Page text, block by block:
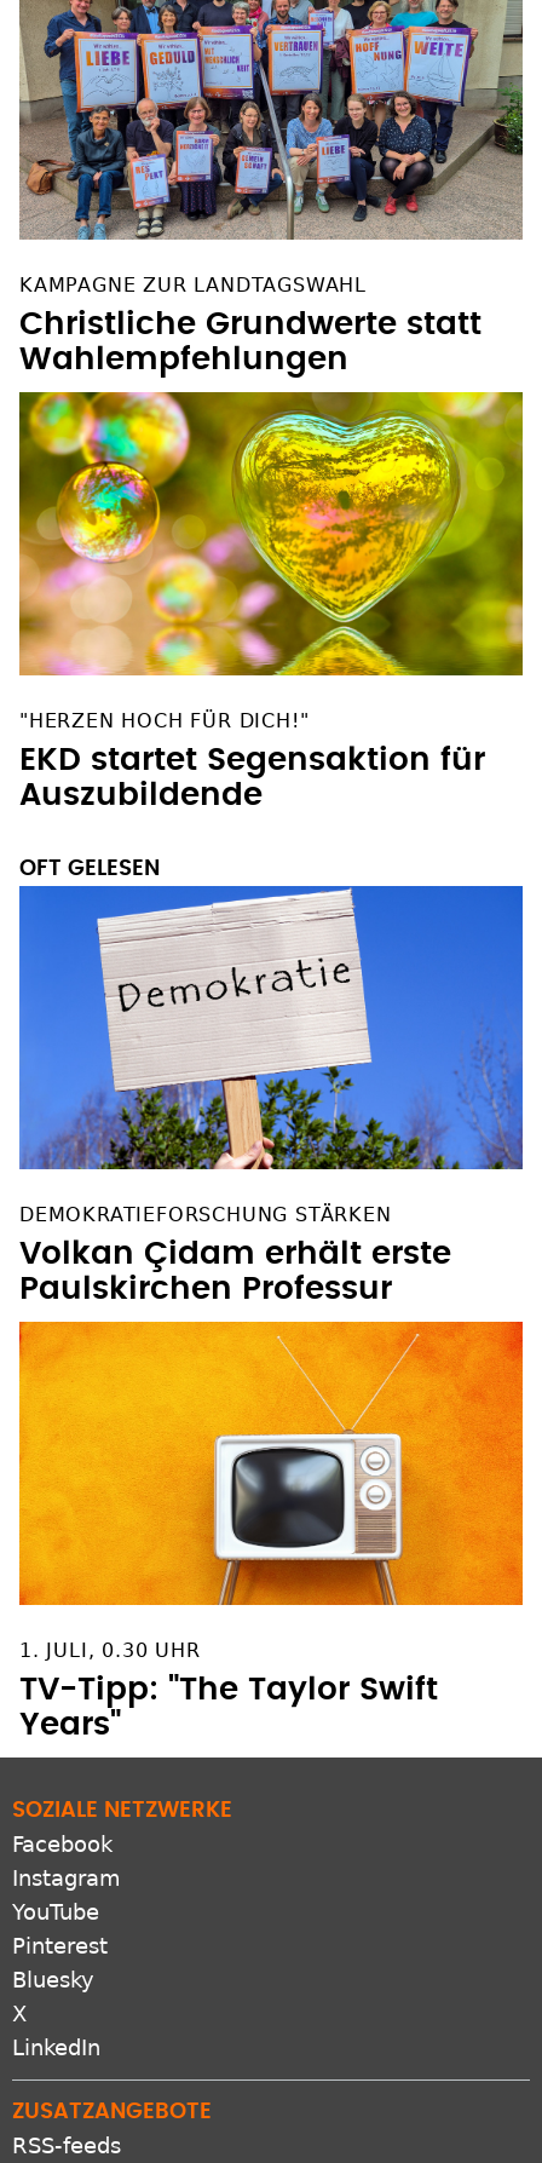
KAMPAGNE ZUR LANDTAGSWAHL
Christliche Grundwerte statt
Wahlempfehlungen
"HERZEN HOCH FÜR DICH!"
EKD startet Segensaktion für
Auszubildende
OFT GELESEN
DEMOKRATIEFORSCHUNG STÄRKEN
Volkan Çidam erhält erste
Paulskirchen Professur
1. JULI, 0.30 UHR
TV-Tipp: "The Taylor Swift
Years"
SOZIALE NETZWERKE
Facebook
Instagram
YouTube
Pinterest
Bluesky
X
LinkedIn
ZUSATZANGEBOTE
RSS-feeds